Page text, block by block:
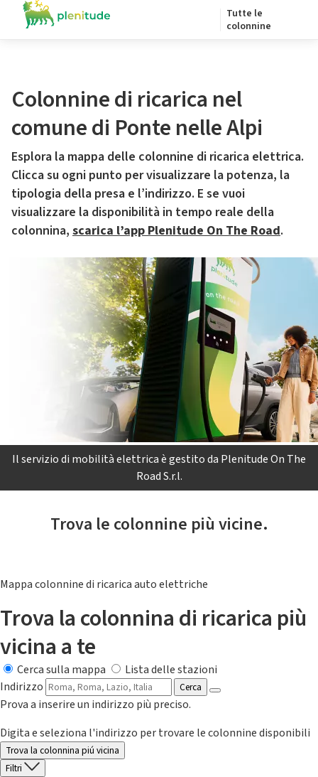
Tutte le
colonnine
Colonnine di ricarica nel
comune di Ponte nelle Alpi
Esplora la mappa delle colonnine di ricarica elettrica.
Clicca su ogni punto per visualizzare la potenza, la
tipologia della presa e l’indirizzo. E se vuoi
visualizzare la disponibilità in tempo reale della
colonnina, scarica l’app Plenitude On The Road.
Il servizio di mobilità elettrica è gestito da Plenitude On The
Road S.r.l.
Trova le colonnine più vicine.
Mappa colonnine di ricarica auto elettriche
Trova la colonnina di ricarica più
vicina a te
Cerca sulla mappa
Lista delle stazioni
Indirizzo
Cerca
Prova a inserire un indirizzo più preciso.
Digita e seleziona l'indirizzo per trovare le colonnine disponibili
Trova la colonnina piú vicina
Filtri